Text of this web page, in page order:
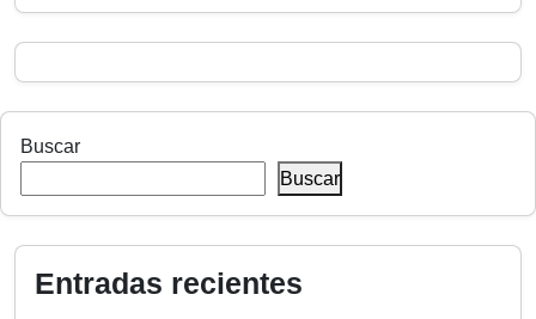
Buscar
Buscar
Entradas recientes